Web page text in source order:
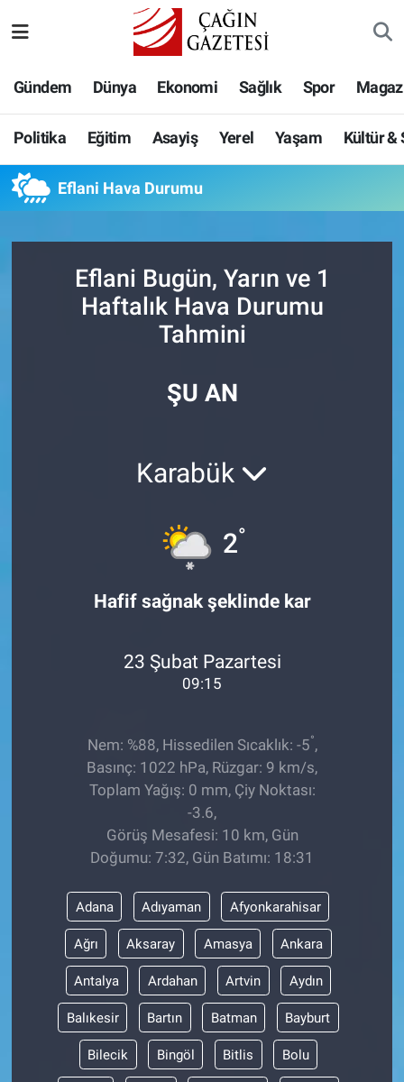
Gündem Dünya Ekonomi Sağlık Spor
Politika Eğitim Asayiş Yerel Yaşam Kültür &
Eflani Hava Durumu
Eflani Bugün, Yarın ve 1
Haftalık Hava Durumu
Tahmini
ŞU AN
Karabük
2°
Hafif sağnak şeklinde kar
23 Şubat Pazartesi
09:15
Nem: %88, Hissedilen Sıcaklık: -5°,
Basınç: 1022 hPa, Rüzgar: 9 km/s,
Toplam Yağış: 0 mm, Çiy Noktası:
-3.6,
Görüş Mesafesi: 10 km, Gün
Doğumu: 7:32, Gün Batımı: 18:31
Adana Adıyaman Afyonkarahisar
Ağrı Aksaray Amasya Ankara
Antalya Ardahan Artvin Aydın
Balıkesir Bartın Batman Bayburt
Bilecik Bingöl Bitlis Bolu
Eğitim
Asayiş
Yerel
Kültür & Sanat
Hava Durumu
Namaz Vakitleri
Trafik Durumu
Tüm Manşetler
Son Dakika Haberleri